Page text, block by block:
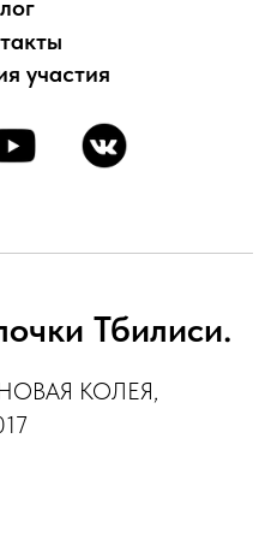
участия
Тбилиси.
НОВАЯ КОЛЕЯ,